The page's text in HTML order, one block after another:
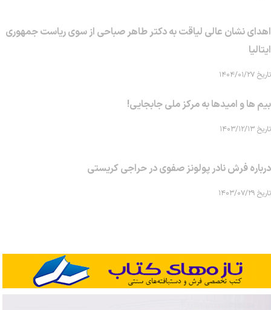
اهدای نشان عالی لیاقت به دکتر طاهر صباحی از سوی ریاست جمهوری
ایتالیا
تاریخ ۱۴۰۴/۰۱/۲۷
بیم ها و امیدها به مرکز ملی جابجایی!
تاریخ ۱۴۰۳/۱۲/۱۳
درباره فرش نادر پولونز صفوی در حراجی کریستی
تاریخ ۱۴۰۳/۰۷/۲۹